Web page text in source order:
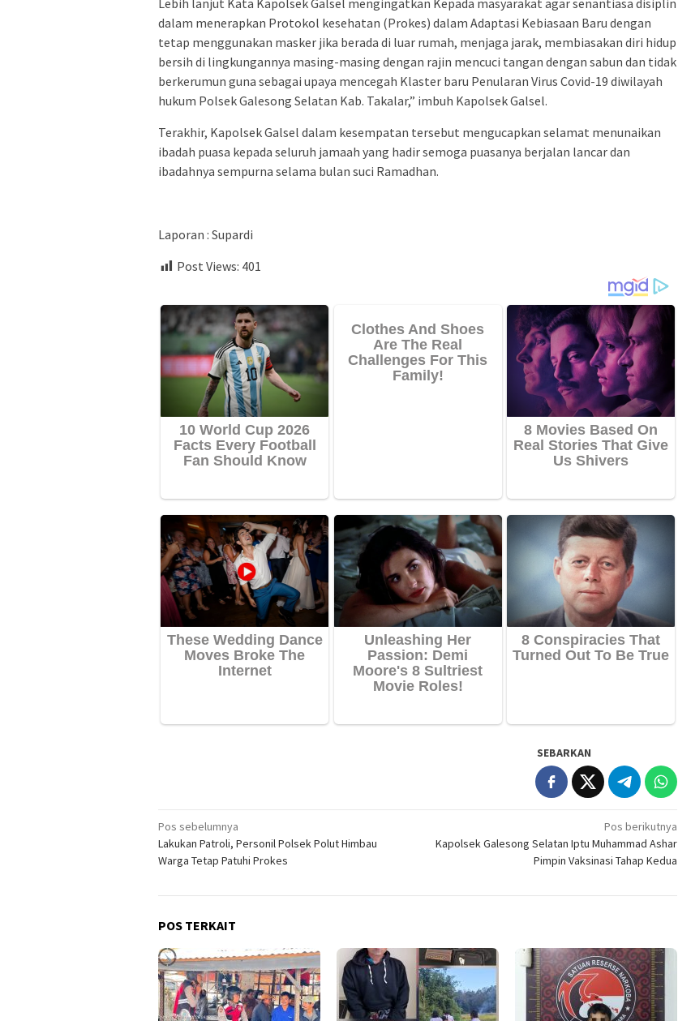
dalam menerapkan Protokol kesehatan (Prokes) dalam Adaptasi Kebiasaan Baru dengan
tetap menggunakan masker jika berada di luar rumah, menjaga jarak, membiasakan diri hidup
bersih di lingkungannya masing-masing dengan rajin mencuci tangan dengan sabun dan tidak
berkerumun guna sebagai upaya mencegah Klaster baru Penularan Virus Covid-19 diwilayah
hukum Polsek Galesong Selatan Kab. Takalar,” imbuh Kapolsek Galsel.
Terakhir, Kapolsek Galsel dalam kesempatan tersebut mengucapkan selamat menunaikan
ibadah puasa kepada seluruh jamaah yang hadir semoga puasanya berjalan lancar dan
ibadahnya sempurna selama bulan suci Ramadhan.
Laporan : Supardi
Post Views: 401
SEBARKAN
Navigasi
pos
Pos sebelumnya
Lakukan Patroli, Personil Polsek Polut Himbau
Warga Tetap Patuhi Prokes
Pos berikutnya
Kapolsek Galesong Selatan Iptu Muhammad Ashar
Pimpin Vaksinasi Tahap Kedua
POS TERKAIT